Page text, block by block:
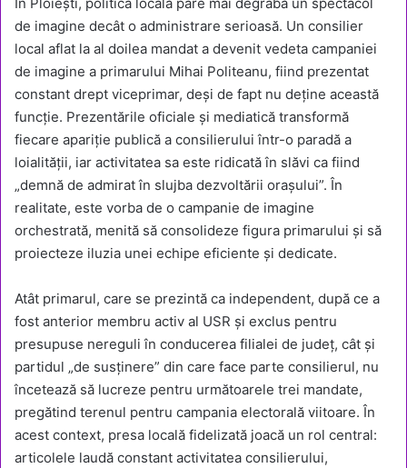
de imagine decât o administrare serioasă. Un consilier
local aflat la al doilea mandat a devenit vedeta campaniei
de imagine a primarului Mihai Politeanu, fiind prezentat
constant drept viceprimar, deși de fapt nu deține această
funcție. Prezentările oficiale și mediatică transformă
fiecare apariție publică a consilierului într-o paradă a
loialității, iar activitatea sa este ridicată în slăvi ca fiind
„demnă de admirat în slujba dezvoltării orașului”. În
realitate, este vorba de o campanie de imagine
orchestrată, menită să consolideze figura primarului și să
proiecteze iluzia unei echipe eficiente și dedicate.
Atât primarul, care se prezintă ca independent, după ce a
fost anterior membru activ al USR și exclus pentru
presupuse nereguli în conducerea filialei de județ, cât și
partidul „de susținere” din care face parte consilierul, nu
încetează să lucreze pentru următoarele trei mandate,
pregătind terenul pentru campania electorală viitoare. În
acest context, presa locală fidelizată joacă un rol central:
articolele laudă constant activitatea consilierului,